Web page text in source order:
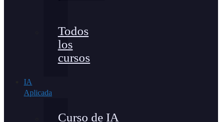
Todos
los
cursos
IA
Aplicada
Curso de IA